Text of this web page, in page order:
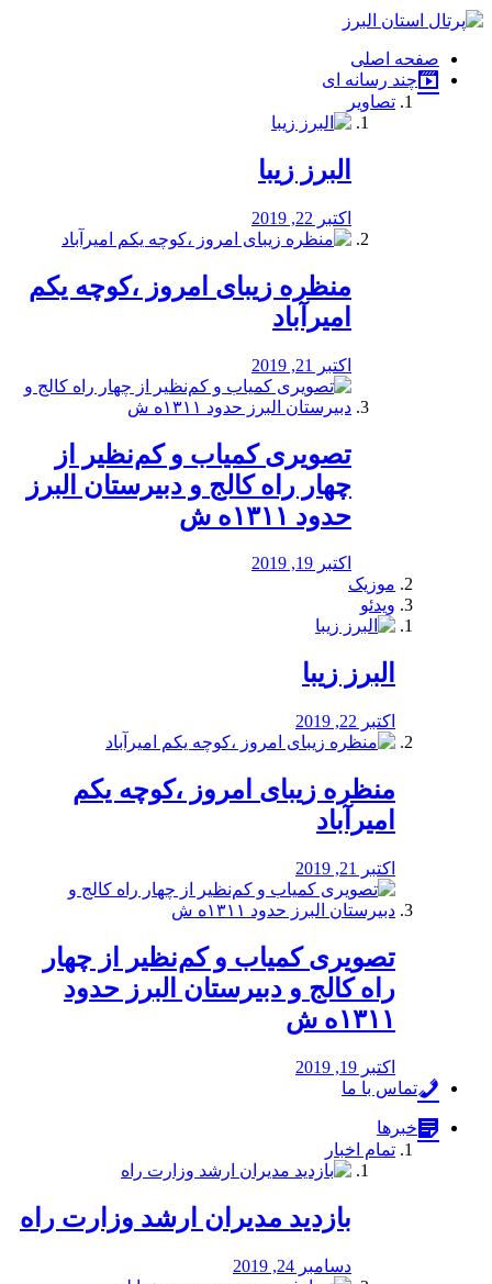
فصد
شرق
تهران
خشکشویی
صفحه اصلی
چند رسانه ای
تصاویر
البرز زیبا
اکتبر 22, 2019
منظره‌‌ زیبای امروز ،کوچه یکم
امیرآباد
اکتبر 21, 2019
️تصویری کمیاب و کم‌نظیر از
چهار راه كالج و دبيرستان البرز
حدود ۱۳۱۱ه ش
اکتبر 19, 2019
موزیک
ویدئو
البرز زیبا
اکتبر 22, 2019
منظره‌‌ زیبای امروز ،کوچه یکم
امیرآباد
اکتبر 21, 2019
️تصویری کمیاب و کم‌نظیر از چهار
راه كالج و دبيرستان البرز حدود
۱۳۱۱ه ش
اکتبر 19, 2019
تماس با ما
خبرها
تمام اخبار
بازدید مدیران ارشد وزارت راه
دسامبر 24, 2019